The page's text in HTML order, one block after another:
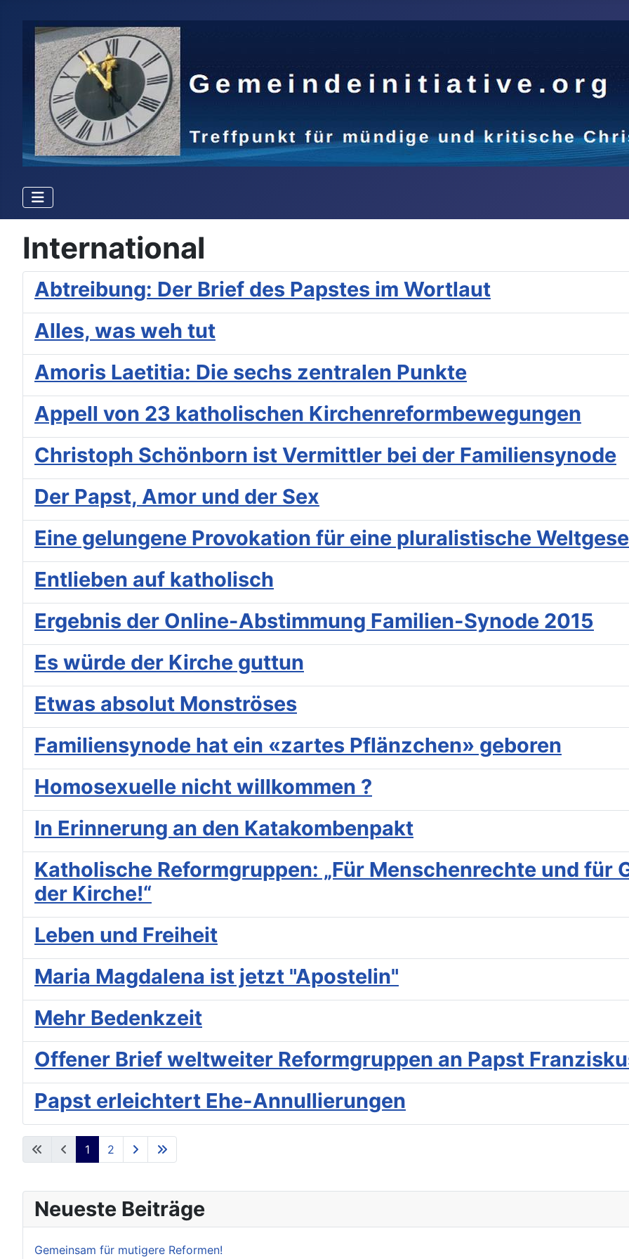
International
Abtreibung: Der Brief des Papstes im Wortlaut
Alles, was weh tut
Amoris Laetitia: Die sechs zentralen Punkte
Appell von 23 katholischen Kirchenreformbewegungen
Christoph Schönborn ist Vermittler bei der Familiensynode
Der Papst, Amor und der Sex
Eine gelungene Provokation für eine pluralistische
Entlieben auf katholisch
Ergebnis der Online-Abstimmung Familien-Synode 2015
Es würde der Kirche guttun
Etwas absolut Monströses
Familiensynode hat ein «zartes Pflänzchen» geboren
Homosexuelle nicht willkommen ?
In Erinnerung an den Katakombenpakt
Katholische Reformgruppen: „Für Menschenrechte und für
der Kirche!“
Leben und Freiheit
Maria Magdalena ist jetzt "Apostelin"
Mehr Bedenkzeit
Offener Brief weltweiter Reformgruppen an Papst
Papst erleichtert Ehe-Annullierungen
1 2
Neueste Beiträge
Gemeinsam für mutigere Reformen!